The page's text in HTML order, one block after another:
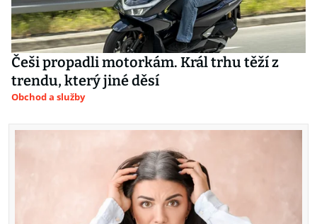
Češi propadli motorkám. Král trhu těží z
trendu, který jiné děsí
Obchod a služby